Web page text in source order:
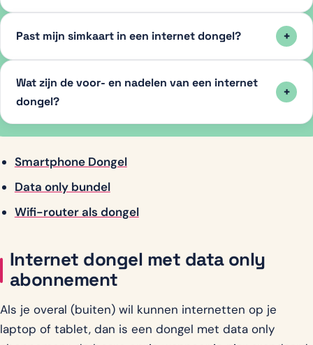
Past mijn simkaart in een internet dongel?
Wat zijn de voor- en nadelen van een internet
dongel?
Smartphone Dongel
Data only bundel
Wifi-router als dongel
Internet dongel met data only
abonnement
Als je overal (buiten) wil kunnen internetten op je
laptop of tablet, dan is een dongel met data only